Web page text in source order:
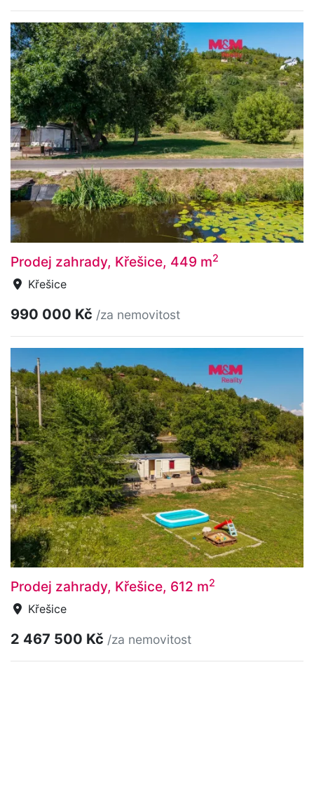
Prodej zahrady, Křešice, 449 m2
Křešice
990 000 Kč /za nemovitost
Prodej zahrady, Křešice, 612 m2
Křešice
2 467 500 Kč /za nemovitost